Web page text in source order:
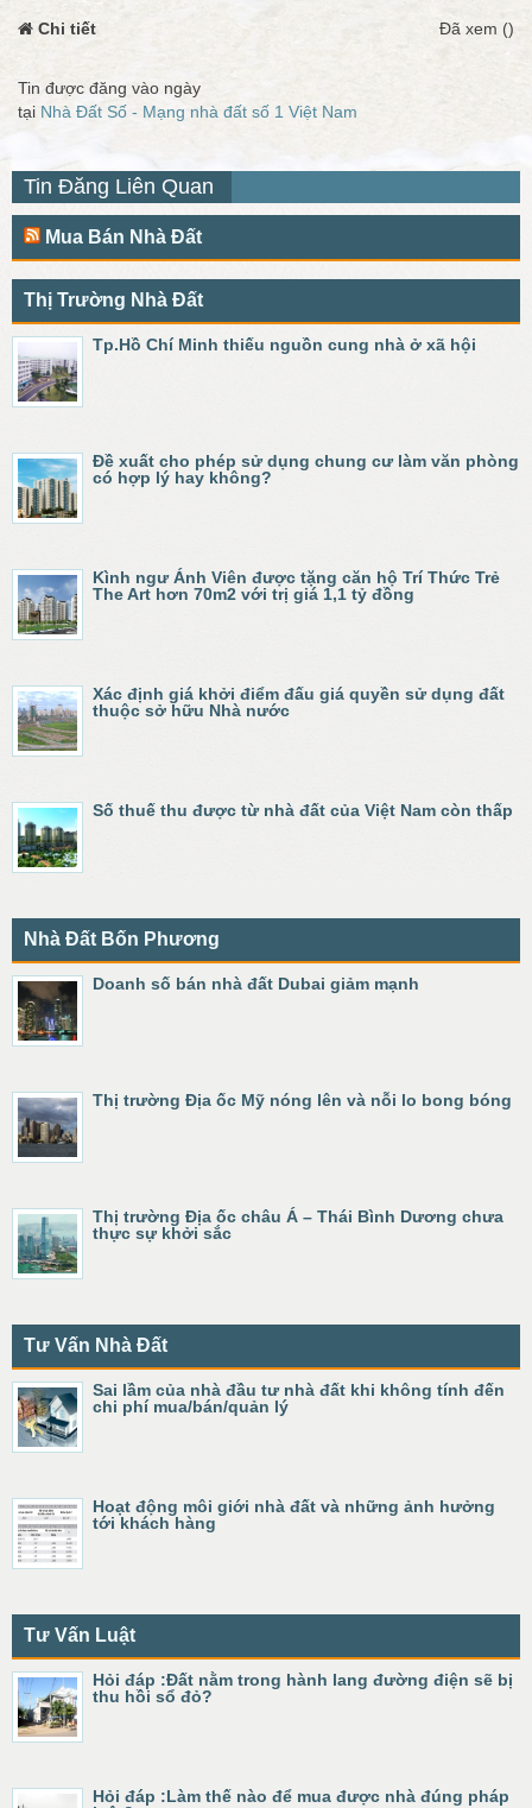
Chi tiết Đã xem ()
Tin được đăng vào ngày
tại Nhà Đất Số - Mạng nhà đất số 1 Việt Nam
Tin Đăng Liên Quan
Mua Bán Nhà Đất
Thị Trường Nhà Đất
Tp.Hồ Chí Minh thiếu nguồn cung nhà ở xã hội
Đề xuất cho phép sử dụng chung cư làm văn phòng
có hợp lý hay không?
Kình ngư Ánh Viên được tặng căn hộ Trí Thức Trẻ
The Art hơn 70m2 với trị giá 1,1 tỷ đồng
Xác định giá khởi điểm đấu giá quyền sử dụng đất
thuộc sở hữu Nhà nước
Số thuế thu được từ nhà đất của Việt Nam còn thấp
Nhà Đất Bốn Phương
Doanh số bán nhà đất Dubai giảm mạnh
Thị trường Địa ốc Mỹ nóng lên và nỗi lo bong bóng
Thị trường Địa ốc châu Á – Thái Bình Dương chưa
thực sự khởi sắc
Tư Vấn Nhà Đất
Sai lầm của nhà đầu tư nhà đất khi không tính đến
chi phí mua/bán/quản lý
Hoạt động môi giới nhà đất và những ảnh hưởng
tới khách hàng
Tư Vấn Luật
Hỏi đáp :Đất nằm trong hành lang đường điện sẽ bị
thu hồi sổ đỏ?
Hỏi đáp :Làm thế nào để mua được nhà đúng pháp